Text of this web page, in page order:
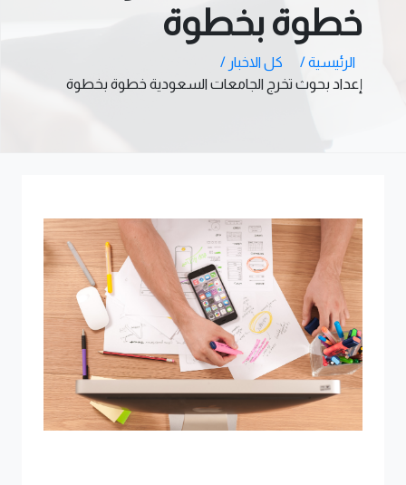
خطوة بخطوة
الرئيسية /
كل الاخبار /
إعداد بحوث تخرج الجامعات السعودية خطوة بخطوة